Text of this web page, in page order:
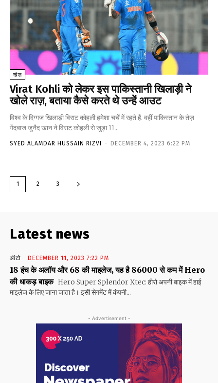
खेल
Virat Kohli को लेकर इस पाकिस्तानी खिलाड़ी ने
खोले राज़, बताया कैसे करते थे उन्हें आउट
विश्व के दिग्गज खिलाड़ी विराट कोहली हमेशा चर्चे में रहते हैं. वहीं पाकिस्तान के तेज़
गेंदबाज जुनैद खान ने विराट कोहली से जुड़ा 11...
SYED ALAMDAR HUSSAIN RIZVI - DECEMBER 4, 2023 6:22 PM
1 2 3
Latest news
ऑटो DECEMBER 11, 2023 7:22 PM
18 इंच के अलॉय और 68 की माइलेज, यह है 86000 से कम में Hero
की धाकड़ बाइक Hero Super Splendor Xtec: हीरो अपनी बाइक में हाई
माइलेज के लिए जाना जाता है। इसी सेगमेंट में कंपनी...
- Advertisement -